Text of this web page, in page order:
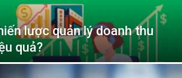
lược quản lý doanh thu
quả?